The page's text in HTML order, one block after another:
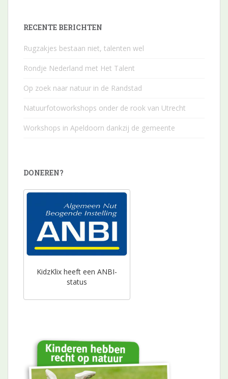
RECENTE BERICHTEN
Rugzakjes bestaan niet, talenten wel
Rondje Nederland met Het Talent
Op zoek naar natuur in de Randstad
Natuurfotoworkshops onder de rook van Utrecht
Workshops in Apeldoorn dankzij de gemeente
DONEREN?
KidzKlix heeft een ANBI-
status